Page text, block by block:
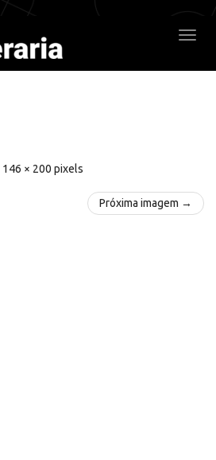
146 × 200 pixels
Próxima imagem →